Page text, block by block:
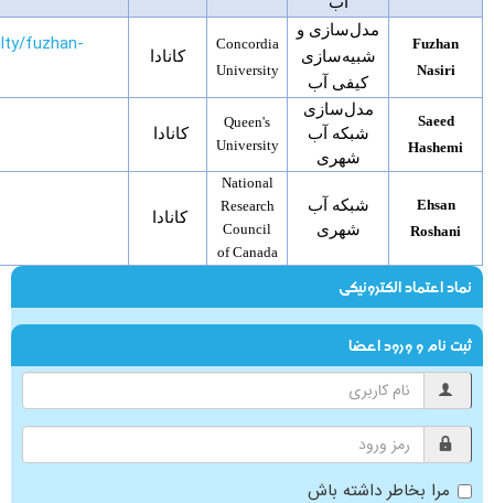
Fuzhan
Nasiri
مدل‌سازی و
شبیه‌سازی
کیفی آب
Concordia
University
کانادا fuzhan-
Saeed
Hashemi
مدل‌سازی
شبکه آب
شهری
Queen's
University
کانادا
Ehsan
Roshani
شبکه آب
شهری
National
Research
Council
of Canada
کانادا
نماد اعتماد الکترونیکی
ثبت نام و ورود اعضا
مرا بخاطر داشته باش